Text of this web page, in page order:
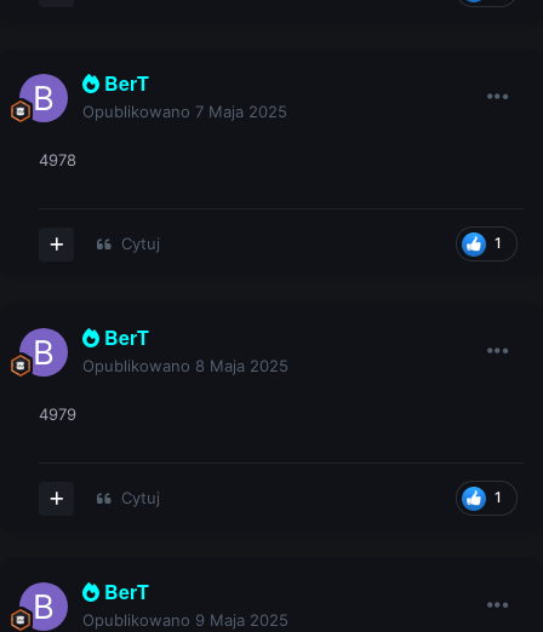
BerT
Opublikowano 7 Maja 2025
4978
1
Cytuj
BerT
Opublikowano 8 Maja 2025
4979
1
Cytuj
BerT
Opublikowano 9 Maja 2025